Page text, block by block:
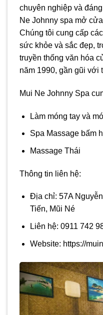
chuyên nghiệp và
Ne Johnny spa mở
Chúng tôi cung cấp
sức khỏe và sắc đẹp,
truyền thống văn hóa
năm 1990, gần gũi với
Mui Ne Johnny Spa
Làm móng tay và
Spa Massage bấm
Massage Thái
Thông tin liên hệ:
Địa chỉ: 57A
Tiến, Mũi Né
Liên hệ: 0911 742
Website: https://